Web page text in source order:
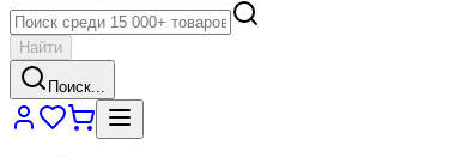
Найти
Поиск...